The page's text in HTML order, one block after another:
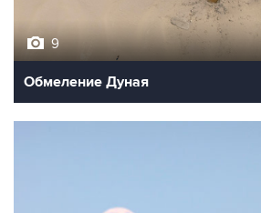
9
Обмеление Дуная